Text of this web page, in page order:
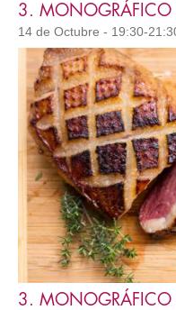
3. MONOGRÁFICO
14 de Octubre - 19:30-
3. MONOGRÁFICO